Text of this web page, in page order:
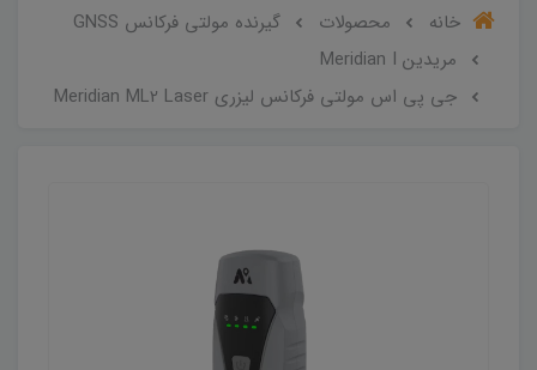
خانه محصولات
گیرنده مولتی فرکانس GNSS
مریدین Meridian I
جی پی اس مولتی فرکانس لیزری Meridian ML2 Laser